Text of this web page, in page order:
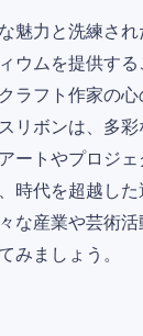
魅力と洗練さ
ウムを提供す
ラフト作家の
リボンは、多
ートやプロジ
時代を超越し
な産業や芸術
みましょう。